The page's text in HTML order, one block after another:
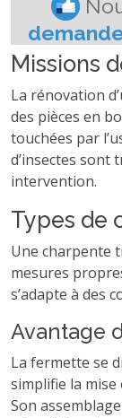
Missions
La rénovation
des pièces en
touchées par
d’insectes sont
intervention.
Types de
Une charpente
mesures
s’adapte à des
Avantage
La fermette se
simplifie la
Son